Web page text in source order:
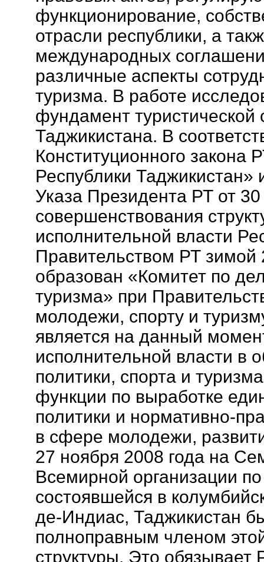
функционирование,
отрасли республики, а
международных
различные аспекты
туризма. В работе
фундамент
Таджикистана. В
Конституционного закона
Республики Таджикистан»
Указа Президента РТ от
совершенствования
исполнительной власти
Правительством РТ зимой
образован «Комитет по
туризма» при
молодежи, спорту и
является на данный
исполнительной власти в
политики, спорта и
функции по выработке
политики и нормативно-
в сфере молодежи,
27 ноября 2008 года на
Всемирной организации
состоявшейся в
де-Индиас, Таджикистан
полноправным членом
структуры. Это обязывает